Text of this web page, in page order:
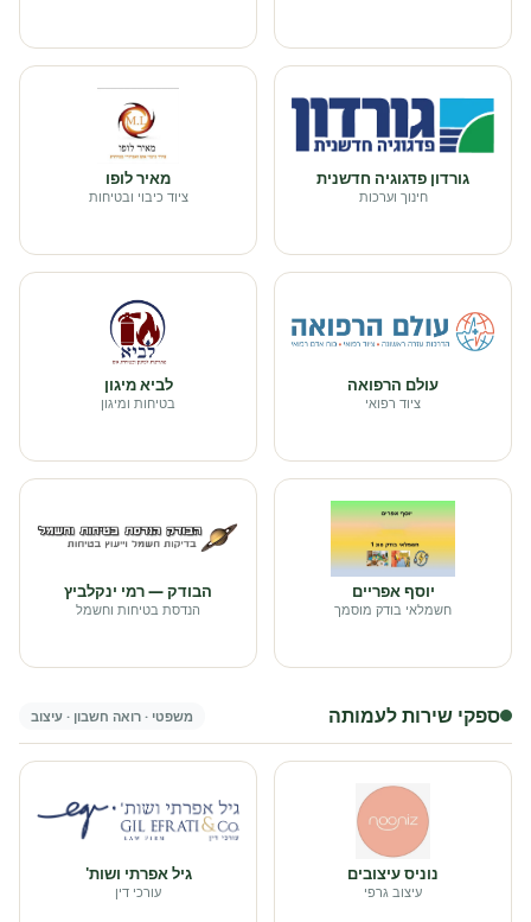
גורדון פדגוגיה חדשנית
חינוך וערכות
מאיר לופו
ציוד כיבוי ובטיחות
עולם הרפואה
ציוד רפואי
לביא מיגון
בטיחות ומיגון
יוסף אפריים
חשמלאי בודק מוסמך
הבודק — רמי ינקלביץ
הנדסת בטיחות וחשמל
ספקי שירות לעמותה משפטי · רואה חשבון · עיצוב
נוניס עיצובים
עיצוב גרפי
גיל אפרתי ושות'
עורכי דין